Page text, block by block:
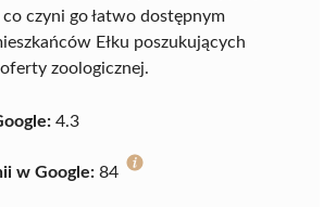
co czyni go łatwo dostępnym
Ełku poszukujących
zoologicznej.
4.3
w Google: 84